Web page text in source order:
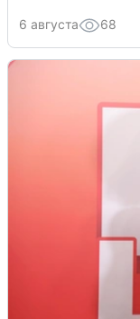
6 августа 68